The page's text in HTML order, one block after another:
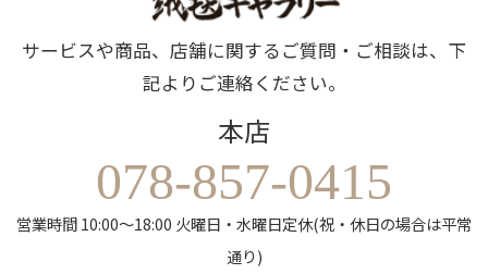
サービスや商品、店舗に関するご質問・ご相談は、下
記よりご連絡ください。
本店
078-857-0415
営業時間 10:00～18:00 火曜日・水曜日定休(祝・休日の場合は平常
通り)